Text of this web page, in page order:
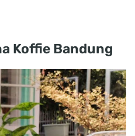
Koffie Bandung